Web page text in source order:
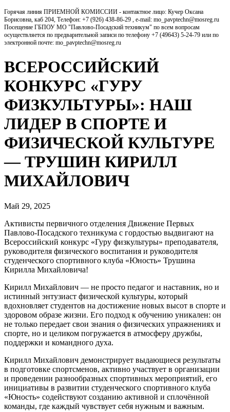
Горячая линия ПРИЕМНОЙ КОМИССИИ - контактное лицо: Кучер Оксана
Борисовна, каб 204, Телефон: +7 (926) 438-86-29 , e-mail: mo_pavptechn@mosreg.ru
Посещение ГБПОУ МО "Павлово-Посадский техникум" по всем вопросам
осуществляется по предварительной записи по телефону +7 (49643) 5-24-79 или по
электронной почте: mo_pavptechn@mosreg.ru
ВСЕРОССИЙСКИЙ
КОНКУРС «ГУРУ
ФИЗКУЛЬТУРЫ»: НАШ
ЛИДЕР В СПОРТЕ И
ФИЗИЧЕСКОЙ КУЛЬТУРЕ
— ТРУШИН КИРИЛЛ
МИХАЙЛОВИЧ
Май 29, 2025
Активисты первичного отделения Движение Первых
Павлово-Посадского техникума с гордостью выдвигают на
Всероссийский конкурс «Гуру физкультуры» преподавателя,
руководителя физического воспитания и руководителя
студенческого спортивного клуба «Юность» Трушина
Кирилла Михайловича!
Кирилл Михайлович — не просто педагог и наставник, но и
истинный энтузиаст физической культуры, который
вдохновляет студентов на достижение новых высот в спорте и
здоровом образе жизни. Его подход к обучению уникален: он
не только передает свои знания о физических упражнениях и
спорте, но и целиком погружается в атмосферу дружбы,
поддержки и командного духа.
Кирилл Михайлович демонстрирует выдающиеся результаты
в подготовке спортсменов, активно участвует в организации
и проведении разнообразных спортивных мероприятий, его
инициативы в развитии студенческого спортивного клуба
«Юность» содействуют созданию активной и сплочённой
команды, где каждый чувствует себя нужным и важным.